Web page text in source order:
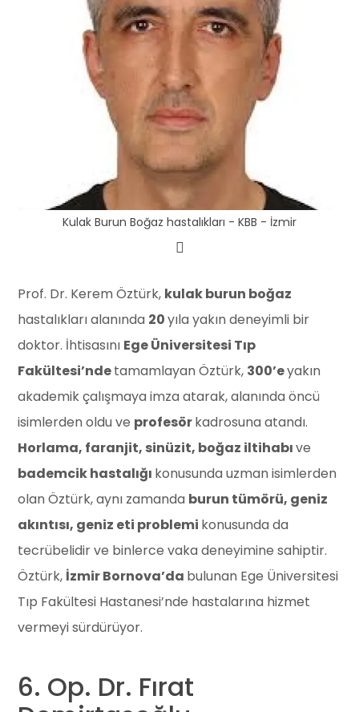
Kulak Burun Boğaz hastalıkları - KBB - İzmir
Prof. Dr. Kerem Öztürk, kulak burun boğaz
hastalıkları alanında 20yıla yakın deneyimli bir
doktor. İhtisasını Ege Üniversitesi Tıp
Fakültesi’ndetamamlayan Öztürk, 300’eyakın
akademik çalışmaya imza atarak, alanında öncü
isimlerden oldu ve profesörkadrosuna atandı.
Horlama, faranjit, sinüzit, boğaz iltihabıve
bademcik hastalığı konusunda uzman isimlerden
olan Öztürk, aynı zamanda burun tümörü, geniz
akıntısı, geniz eti problemi konusunda da
tecrübelidir ve binlerce vaka deneyimine sahiptir.
Öztürk, İzmir Bornova’da bulunan Ege Üniversitesi
Tıp Fakültesi Hastanesi’nde hastalarına hizmet
vermeyi sürdürüyor.
6. Op. Dr. Fırat